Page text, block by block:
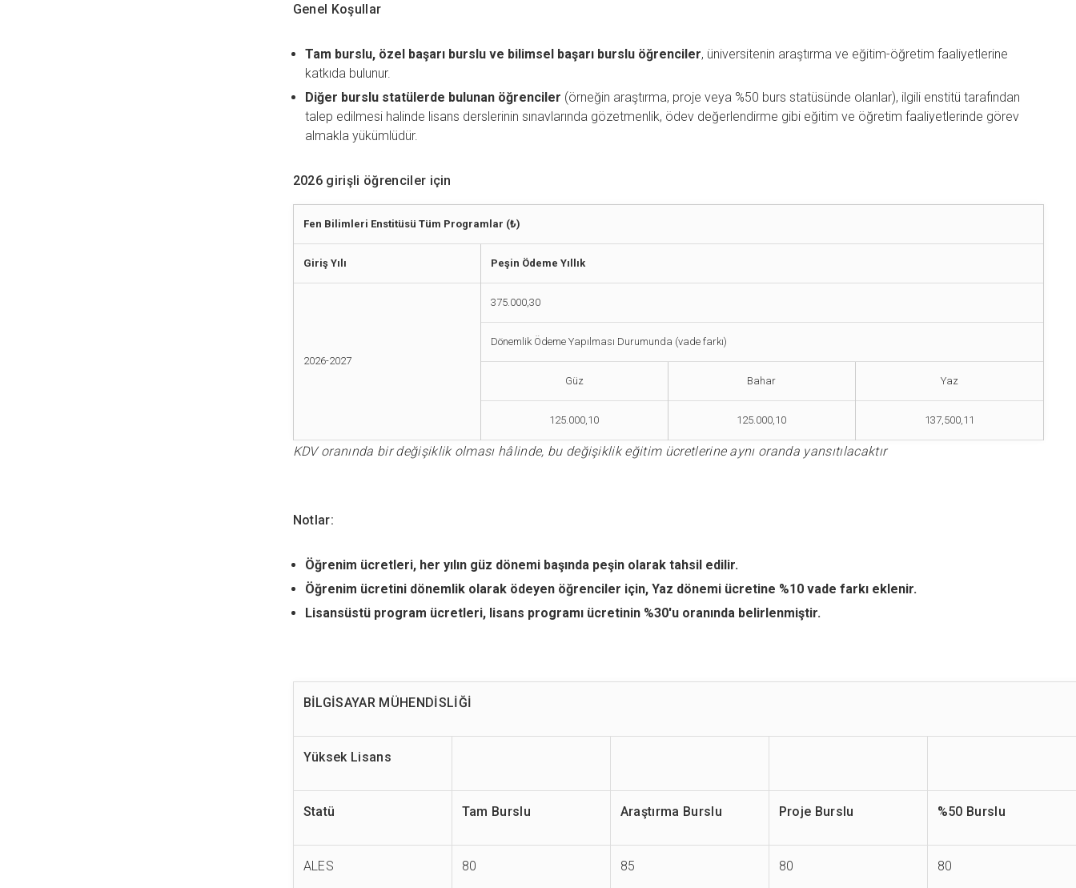
Genel Koşullar
Tam burslu, özel başarı burslu ve bilimsel başarı burslu öğrenciler, üniversitenin araştırma ve eğitim-öğretim faaliyetlerine
katkıda bulunur.
Diğer burslu statülerde bulunan öğrenciler (örneğin araştırma, proje veya %50 burs statüsünde olanlar), ilgili enstitü tarafından
talep edilmesi halinde lisans derslerinin sınavlarında gözetmenlik, ödev değerlendirme gibi eğitim ve öğretim faaliyetlerinde görev
almakla yükümlüdür.
2026 girişli öğrenciler için
Fen Bilimleri Enstitüsü Tüm Programlar (₺)
Giriş Yılı Peşin Ödeme Yıllık
2026-2027
375.000,30
Dönemlik Ödeme Yapılması Durumunda (vade farkı)
Güz Bahar Yaz
125.000,10 125.000,10 137,500,11
KDV oranında bir değişiklik olması hâlinde, bu değişiklik eğitim ücretlerine aynı oranda yansıtılacaktır
Notlar:
Öğrenim ücretleri, her yılın güz dönemi başında peşin olarak tahsil edilir.
Öğrenim ücretini dönemlik olarak ödeyen öğrenciler için, Yaz dönemi ücretine %10 vade farkı eklenir.
Lisansüstü program ücretleri, lisans programı ücretinin %30'u oranında belirlenmiştir.
BİLGİSAYAR MÜHENDİSLİĞİ
Yüksek Lisans
Statü Tam Burslu Araştırma Burslu Proje Burslu %50 Burslu
ALES 80 85 80 80